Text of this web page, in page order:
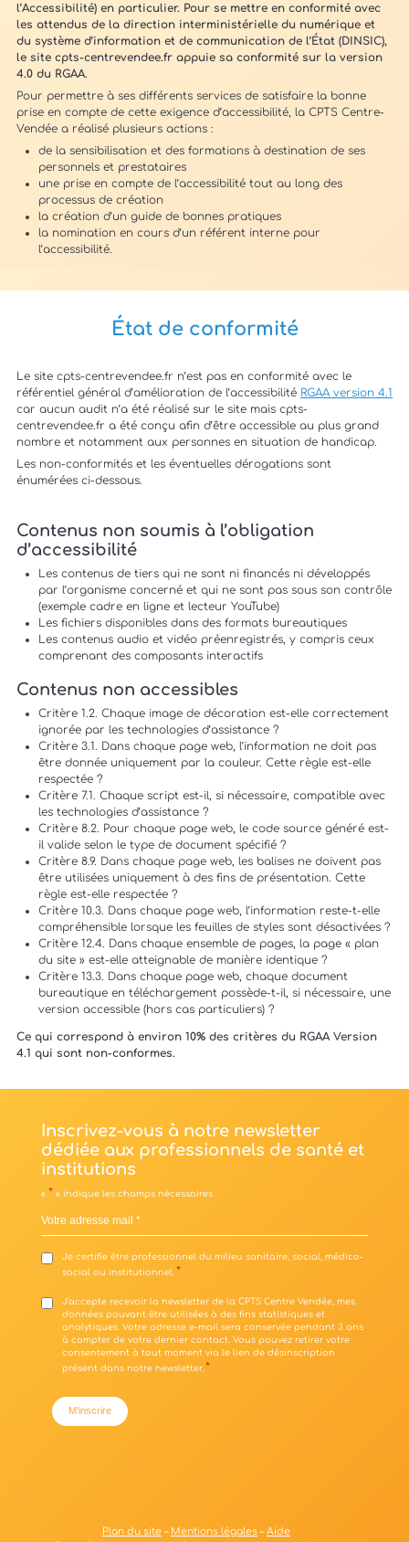
l’Accessibilité) en particulier. Pour se mettre en conformité avec
les attendus de la direction interministérielle du numérique et
du système d’information et de communication de l’État (DINSIC),
le site cpts-centrevendee.fr appuie sa conformité sur la version
4.0 du RGAA.
Pour permettre à ses différents services de satisfaire la bonne
prise en compte de cette exigence d’accessibilité, la CPTS Centre-
Vendée a réalisé plusieurs actions :
de la sensibilisation et des formations à destination de ses
personnels et prestataires
une prise en compte de l’accessibilité tout au long des
processus de création
la création d’un guide de bonnes pratiques
la nomination en cours d’un référent interne pour
l’accessibilité.
État de conformité
Le site cpts-centrevendee.fr n’est pas en conformité avec le
référentiel général d’amélioration de l’accessibilité RGAA version 4.1
car aucun audit n’a été réalisé sur le site mais cpts-
centrevendee.fr a été conçu afin d’être accessible au plus grand
nombre et notamment aux personnes en situation de handicap.
Les non-conformités et les éventuelles dérogations sont
énumérées ci-dessous.
Contenus non soumis à l’obligation
d’accessibilité
Les contenus de tiers qui ne sont ni financés ni développés
par l’organisme concerné et qui ne sont pas sous son contrôle
(exemple cadre en ligne et lecteur YouTube)
Les fichiers disponibles dans des formats bureautiques
Les contenus audio et vidéo préenregistrés, y compris ceux
comprenant des composants interactifs
Contenus non accessibles
Critère 1.2. Chaque image de décoration est-elle correctement
ignorée par les technologies d’assistance ?
Critère 3.1. Dans chaque page web, l’information ne doit pas
être donnée uniquement par la couleur. Cette règle est-elle
respectée ?
Critère 7.1. Chaque script est-il, si nécessaire, compatible avec
les technologies d’assistance ?
Critère 8.2. Pour chaque page web, le code source généré est-
il valide selon le type de document spécifié ?
Critère 8.9. Dans chaque page web, les balises ne doivent pas
être utilisées uniquement à des fins de présentation. Cette
règle est-elle respectée ?
Critère 10.3. Dans chaque page web, l’information reste-t-elle
compréhensible lorsque les feuilles de styles sont désactivées ?
Critère 12.4. Dans chaque ensemble de pages, la page « plan
du site » est-elle atteignable de manière identique ?
Critère 13.3. Dans chaque page web, chaque document
bureautique en téléchargement possède-t-il, si nécessaire, une
version accessible (hors cas particuliers) ?
Ce qui correspond à environ 10% des critères du RGAA Version
4.1 qui sont non-conformes.
Inscrivez-vous à notre newsletter
dédiée aux professionnels de santé et
institutions
« * » indique les champs nécessaires
Votre
adresse
mail
Je
être
professionnel
milieu
social,
Je certifie être professionnel du milieu sanitaire, social, médico-
social ou institutionnel.
*
RGPDJ'accepte recevoir la newsletter de la CPTS Centre Vendée, mes
données pouvant être utilisées à des fins statistiques et
analytiques. Votre adresse e-mail sera conservée pendant 3 ans
à compter de votre dernier contact. Vous pouvez retirer votre
consentement à tout moment via le lien de désinscription
présent dans notre newsletter. *
Plan du site– Mentions légales–Aide